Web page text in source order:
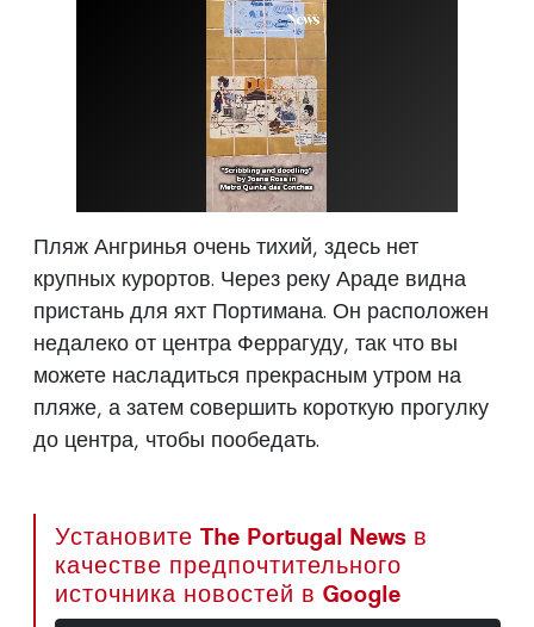
Пляж Ангринья очень тихий, здесь нет
крупных курортов. Через реку Араде видна
пристань для яхт Портимана. Он расположен
недалеко от центра Феррагуду, так что вы
можете насладиться прекрасным утром на
пляже, а затем совершить короткую прогулку
до центра, чтобы пообедать.
Установите The Portugal News в
качестве предпочтительного
источника новостей в Google